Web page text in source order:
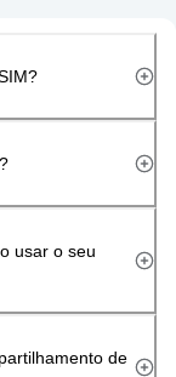
usar o seu
de